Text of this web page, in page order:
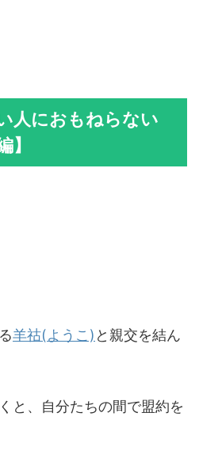
人におもねらない
】
羊祜(ようこ) と親交を結ん
と、自分たちの間で盟約を